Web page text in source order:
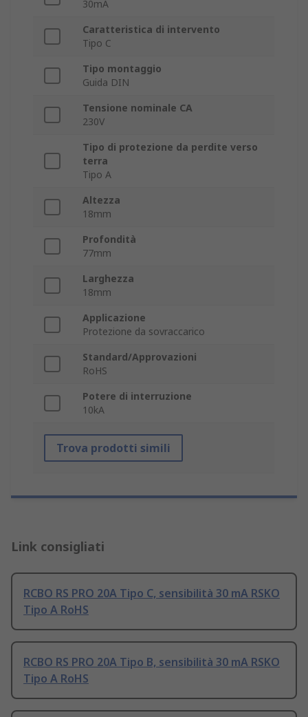
30mA
Caratteristica di intervento
Tipo C
Tipo montaggio
Guida DIN
Tensione nominale CA
230V
Tipo di protezione da perdite verso
terra
Tipo A
Altezza
18mm
Profondità
77mm
Larghezza
18mm
Applicazione
Protezione da sovraccarico
Standard/Approvazioni
RoHS
Potere di interruzione
10kA
Trova prodotti simili
Link consigliati
RCBO RS PRO 20A Tipo C, sensibilità 30 mA RSKO
Tipo A RoHS
RCBO RS PRO 20A Tipo B, sensibilità 30 mA RSKO
Tipo A RoHS